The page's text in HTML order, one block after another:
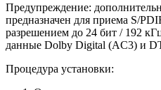
Предупреждение:
предназначен для приема S/
разрешением до 24 бит / 192
данные Dolby Digital (AC3) и
Процедура установки: